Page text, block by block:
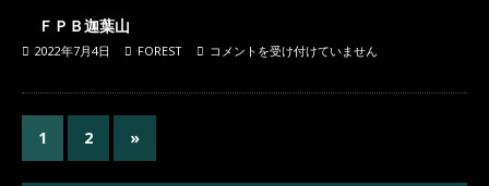
ＦＰＢ迦葉山
2022年7月4日 FOREST コメントを受け付けていません
1 2 »